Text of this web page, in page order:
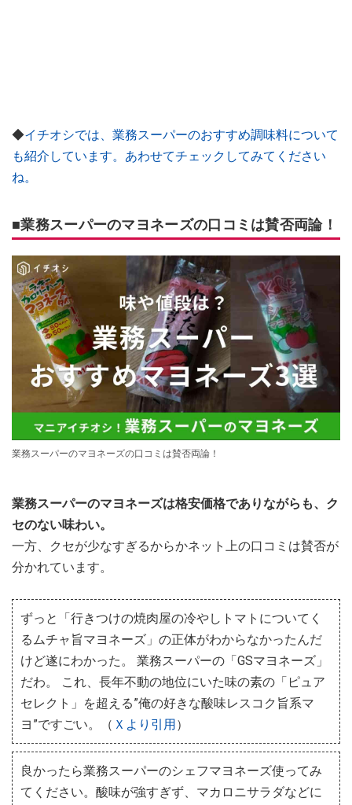
◆イチオシでは、業務スーパーのおすすめ調味料について
も紹介しています。あわせてチェックしてみてください
ね。
■業務スーパーのマヨネーズの口コミは賛否両論！
業務スーパーのマヨネーズの口コミは賛否両論！
業務スーパーのマヨネーズは格安価格でありながらも、ク
セのない味わい。
一方、クセが少なすぎるからかネット上の口コミは賛否が
分かれています。
ずっと「行きつけの焼肉屋の冷やしトマトについてく
るムチャ旨マヨネーズ」の正体がわからなかったんだ
けど遂にわかった。 業務スーパーの「GSマヨネーズ」
だわ。 これ、長年不動の地位にいた味の素の「ピュア
セレクト」を超える”俺の好きな酸味レスコク旨系マ
ヨ”ですごい。（ Ｘより引用）
良かったら業務スーパーのシェフマヨネーズ使ってみ
てください。酸味が強すぎず、マカロニサラダなどに